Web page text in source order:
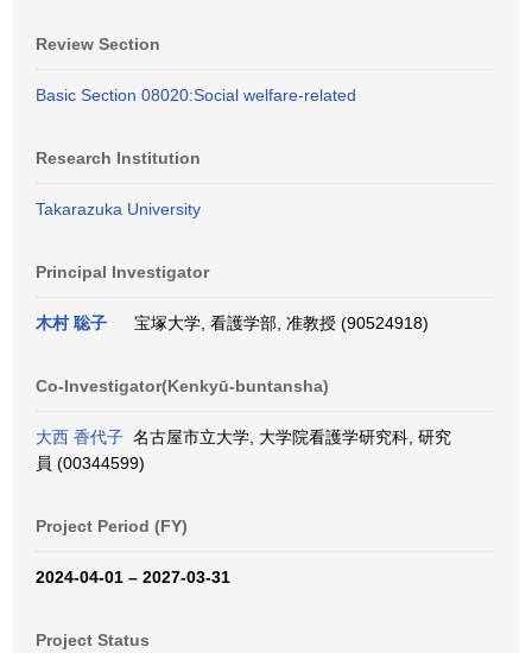
Review Section
Basic Section 08020:Social welfare-related
Research Institution
Takarazuka University
Principal Investigator
木村 聡子 宝塚大学, 看護学部, 准教授 (90524918)
Co-Investigator(Kenkyū-buntansha)
大西 香代子 名古屋市立大学, 大学院看護学研究科, 研究
員 (00344599)
Project Period (FY)
2024-04-01 – 2027-03-31
Project Status